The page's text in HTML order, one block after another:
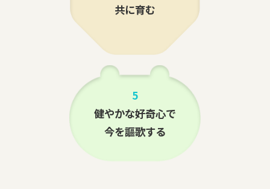
共に育む
5
健やかな好奇心で
今を謳歌する